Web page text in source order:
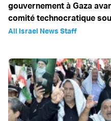
gouvernement à Gaza
comité technocratique
All Israel News Staff